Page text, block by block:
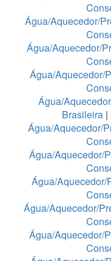
Água/Aquecedor/
Água/Aquecedor/
Água/Aquecedor/
Água/
Brasileira |
Água/Aquecedor/
Água/Aquecedor/
Água/Aquecedor/
Água/Aquecedor/
Água/Aquecedor/